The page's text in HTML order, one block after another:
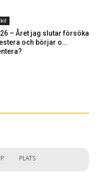
– Året jag slutar försöka
och börjar o…
PLATS